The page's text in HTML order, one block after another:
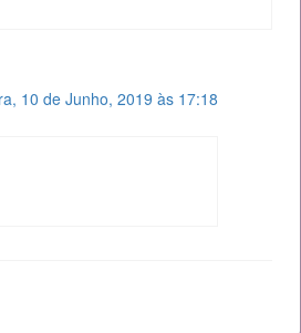
10 de Junho, 2019 às 17:18